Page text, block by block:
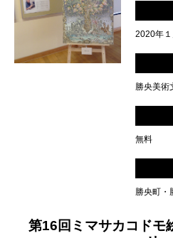
2020年
勝央美
無料
勝央町・
第16回ミマサカコドモ